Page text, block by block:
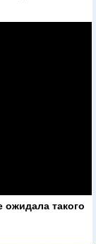
ожидала такого